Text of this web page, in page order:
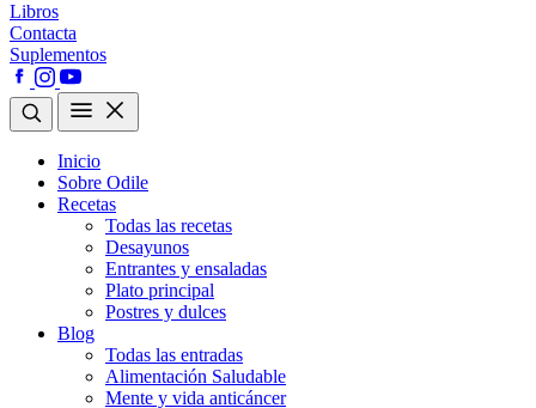
Libros
Contacta
Suplementos
Inicio
Sobre Odile
Recetas
Todas las recetas
Desayunos
Entrantes y ensaladas
Plato principal
Postres y dulces
Blog
Todas las entradas
Alimentación Saludable
Mente y vida anticáncer